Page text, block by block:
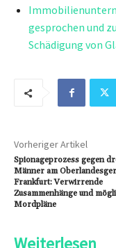
gesprochen und
Schädigung von
Vorheriger Artikel
Spionageprozess gegen
Männer am
Frankfurt: Verwirrende
Zusammenhänge und
Mordpläne